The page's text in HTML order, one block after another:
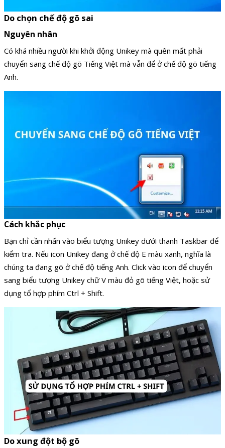
Do chọn chế độ gõ sai
Nguyên nhân
Có khá nhiều người khi khởi động Unikey mà quên mất phải
chuyển sang chế độ gõ Tiếng Việt mà vẫn để ở chế độ gõ tiếng
Anh.
Cách khắc phục
Bạn chỉ cần nhấn vào biểu tượng Unikey dưới thanh Taskbar để
kiểm tra. Nếu icon Unikey đang ở chế độ E màu xanh, nghĩa là
chúng ta đang gõ ở chế độ tiếng Anh. Click vào icon để chuyển
sang biểu tượng Unikey chữ V màu đỏ gõ tiếng Việt, hoặc sử
dụng tổ hợp phím Ctrl + Shift.
Do xung đột bộ gõ